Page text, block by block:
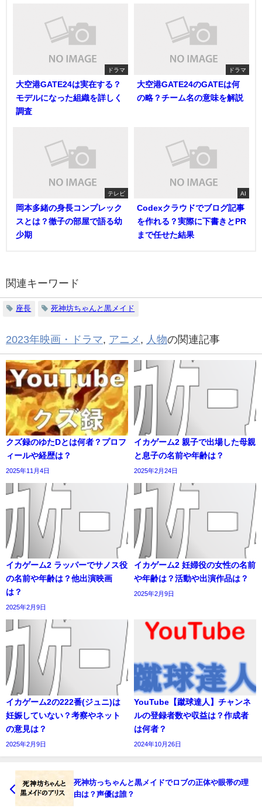
ドラマ
大空港GATE24は実在する？
モデルになった組織を詳しく
調査
ドラマ
大空港GATE24のGATEは何
の略？チーム名の意味を解説
テレビ
岡本多緒の身長コンプレック
スとは？徹子の部屋で語る幼
少期
AI
Codexクラウドでブログ記事
を作れる？実際に下書きとPR
まで任せた結果
関連キーワード
座長 死神坊ちゃんと黒メイド
2023年映画・ドラマ, アニメ , 人物の関連記事
クズ録のゆたDとは何者？プロフ
ィールや経歴は？
2025年11月4日
イカゲーム2 親子で出場した母親
と息子の名前や年齢は？
2025年2月24日
イカゲーム2 ラッパーでサノス役
の名前や年齢は？他出演映画
は？
2025年2月9日
イカゲーム2 妊婦役の女性の名前
や年齢は？活動や出演作品は？
2025年2月9日
イカゲーム2の222番(ジュニ)は
妊娠していない？考察やネット
の意見は？
2025年2月9日
YouTube【蹴球達人】チャンネ
ルの登録者数や収益は？作成者
は何者？
2024年10月26日
死神坊っちゃんと黒メイドでロブの正体や眼帯の理
由は？声優は誰？